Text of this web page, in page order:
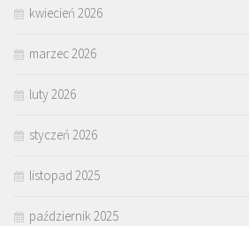
kwiecień 2026
marzec 2026
luty 2026
styczeń 2026
listopad 2025
październik 2025